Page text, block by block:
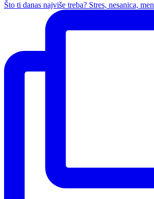
Što ti danas najviše treba? Stres, nesanica, men